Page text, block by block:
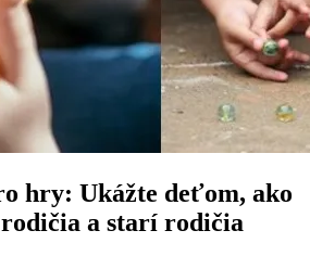
hry: Ukážte deťom, ako
a starí rodičia